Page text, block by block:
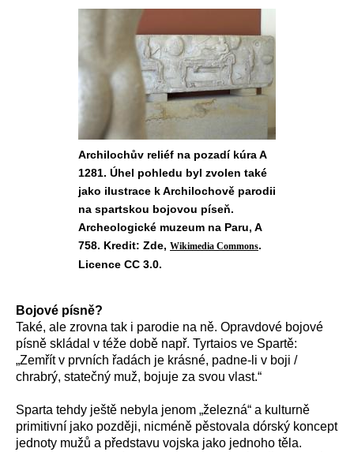
Archilochův reliéf na pozadí kúra A
1281. Úhel pohledu byl zvolen také
jako ilustrace k Archilochově parodii
na spartskou bojovou píseň.
Archeologické muzeum na Paru, A
758. Kredit: Zde, Wikimedia Commons.
Licence CC 3.0.
Bojové písně?
Také, ale zrovna tak i parodie na ně. Opravdové bojové
písně skládal v téže době např. Tyrtaios ve Spartě:
„Zemřít v prvních řadách je krásné, padne-li v boji /
chrabrý, statečný muž, bojuje za svou vlast.“
Sparta tehdy ještě nebyla jenom „železná“ a kulturně
primitivní jako později, nicméně pěstovala dórský koncept
jednoty mužů a představu vojska jako jednoho těla.